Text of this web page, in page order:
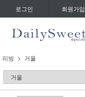
로그인 회원가입
리빙 거울